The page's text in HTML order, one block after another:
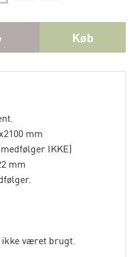
Køb
mm
IKKE)
mm
været brugt.